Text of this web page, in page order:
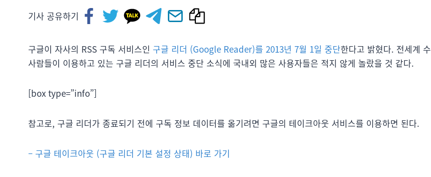
기사 공유하기
구글이 자사의 RSS 구독 서비스인 구글 리더 (Google Reader)를 2013년 7월 1일 중단한다고 밝혔다. 전세계
사람들이 이용하고 있는 구글 리더의 서비스 중단 소식에 국내외 많은 사용자들은 적지 않게 놀랐을 것 같다.
[box type=”info”]
참고로, 구글 리더가 종료되기 전에 구독 정보 데이터를 옮기려면 구글의 테이크아웃 서비스를 이용하면 된다.
– 구글 테이크아웃 (구글 리더 기본 설정 상태) 바로 가기